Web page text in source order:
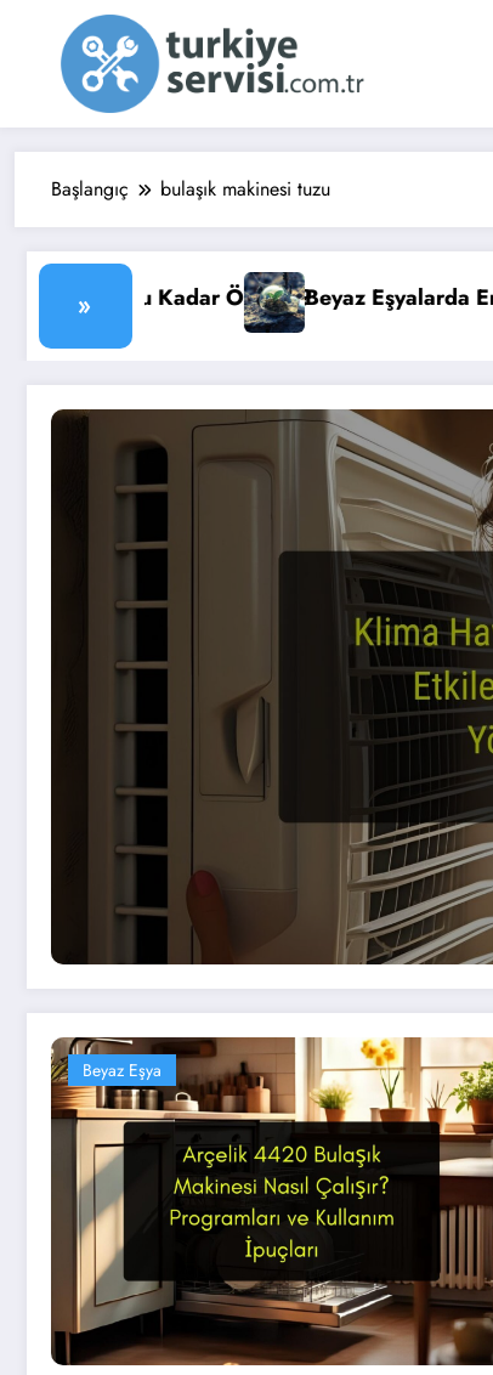
Başlangıç bulaşık makinesi tuzu
»
Beyaz Eşyalarda Enerji Verimliliği:
Beyaz Eşya